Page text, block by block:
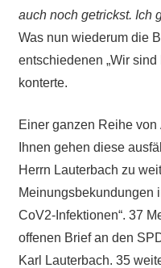
auch noch getrickst. Ich
Was nun wiederum die
entschiedenen „Wir
konterte.
Einer ganzen Reihe
Ihnen gehen diese
Herrn Lauterbach zu
Meinungsbekundungen
CoV2-Infektionen“. 37
offenen Brief an den
Karl Lauterbach. 35